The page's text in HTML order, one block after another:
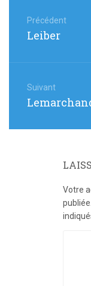
dePrécédent
Article
Leiber
Suivant
Article
Votre
publiée.